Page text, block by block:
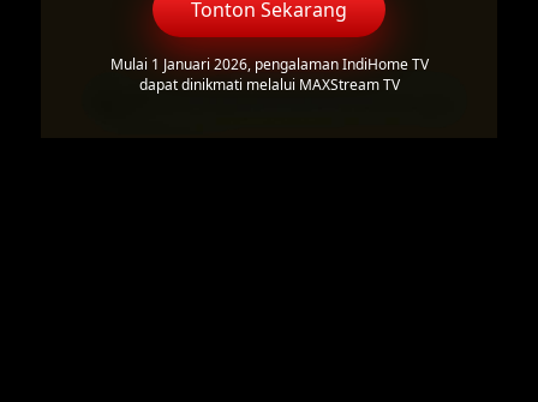
Tonton Sekarang
Mulai 1 Januari 2026, pengalaman IndiHome TV
dapat dinikmati melalui MAXStream TV